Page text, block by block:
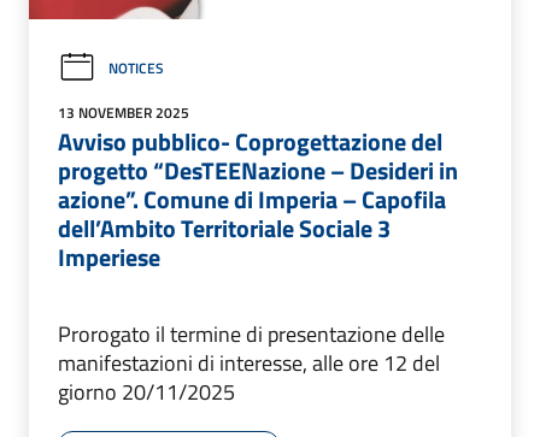
NOTICES
13 NOVEMBER 2025
Avviso pubblico- Coprogettazione del
progetto “DesTEENazione – Desideri in
azione”. Comune di Imperia – Capofila
dell’Ambito Territoriale Sociale 3
Imperiese
Prorogato il termine di presentazione delle
manifestazioni di interesse, alle ore 12 del
giorno 20/11/2025